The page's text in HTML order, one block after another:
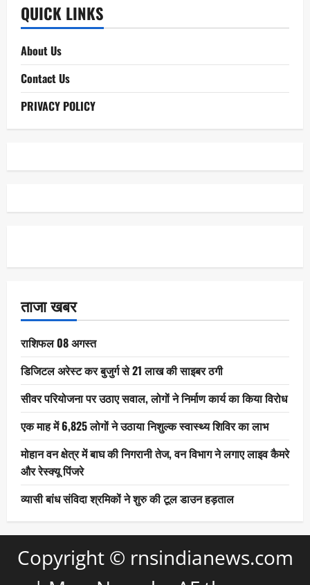
QUICK LINKS
About Us
Contact Us
PRIVACY POLICY
ताजा खबर
राशिफल 08 अगस्त
डिजिटल अरेस्ट कर बुजुर्ग से 21 लाख की साइबर ठगी
सीवर परियोजना पर उठाए सवाल, लोगों ने निर्माण कार्य का किया विरोध
एक माह में 6,825 लोगों ने उठाया निशुल्क स्वास्थ्य शिविर का लाभ
मोहान वन क्षेत्र में बाघ की निगरानी तेज, वन विभाग ने लगाए लाइव कैमरे
और रेस्क्यू पिंजरे
व्यासी बांध संविदा श्रमिकों ने शुरु की टूल डाउन हड़ताल
Copyright © rnsindianews.com